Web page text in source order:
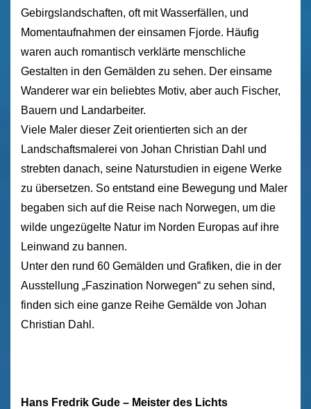
Gebirgslandschaften, oft mit Wasserfällen, und
Momentaufnahmen der einsamen Fjorde. Häufig
waren auch romantisch verklärte menschliche
Gestalten in den Gemälden zu sehen. Der einsame
Wanderer war ein beliebtes Motiv, aber auch Fischer,
Bauern und Landarbeiter.
Viele Maler dieser Zeit orientierten sich an der
Landschaftsmalerei von Johan Christian Dahl und
strebten danach, seine Naturstudien in eigene Werke
zu übersetzen. So entstand eine Bewegung und Maler
begaben sich auf die Reise nach Norwegen, um die
wilde ungezügelte Natur im Norden Europas auf ihre
Leinwand zu bannen.
Unter den rund 60 Gemälden und Grafiken, die in der
Ausstellung „Faszination Norwegen“ zu sehen sind,
finden sich eine ganze Reihe Gemälde von Johan
Christian Dahl.
Hans Fredrik Gude – Meister des Lichts